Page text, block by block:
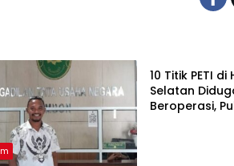
10 Titik PETI
Selatan
Beroperasi,